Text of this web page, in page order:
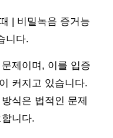
| 비밀녹음 증거능
니다.
제이며, 이를 입증
커지고 있습니다.
식은 법적인 문제
니다.